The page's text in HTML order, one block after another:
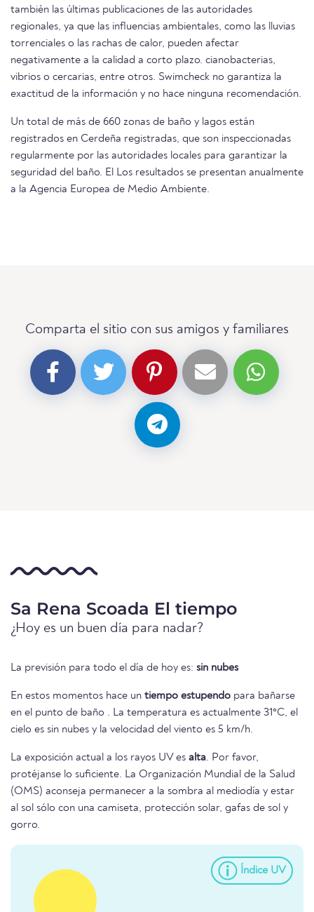
también las últimas publicaciones de las autoridades
regionales, ya que las influencias ambientales, como las lluvias
torrenciales o las rachas de calor, pueden afectar
negativamente a la calidad a corto plazo. cianobacterias,
vibrios o cercarias, entre otros. Swimcheck no garantiza la
exactitud de la información y no hace ninguna recomendación.
Un total de más de 660 zonas de baño y lagos están
registrados en Cerdeña registradas, que son inspeccionadas
regularmente por las autoridades locales para garantizar la
seguridad del baño. El Los resultados se presentan anualmente
a la Agencia Europea de Medio Ambiente.
Comparta el sitio con sus amigos y familiares
Sa Rena Scoada El tiempo
¿Hoy es un buen día para nadar?
La previsión para todo el día de hoy es: sin nubes
En estos momentos hace un tiempo estupendo para bañarse
en el punto de baño . La temperatura es actualmente 31°C, el
cielo es sin nubes y la velocidad del viento es 5 km/h.
La exposición actual a los rayos UV es alta. Por favor,
protéjanse lo suficiente. La Organización Mundial de la Salud
(OMS) aconseja permanecer a la sombra al mediodía y estar
al sol sólo con una camiseta, protección solar, gafas de sol y
gorro.
Índice UV